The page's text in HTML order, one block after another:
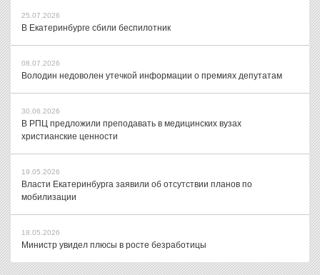
25.07.2026
В Екатеринбурге сбили беспилотник
08.07.2026
Володин недоволен утечкой информации о премиях депутатам
30.06.2026
В РПЦ предложили преподавать в медицинских вузах
христианские ценности
19.05.2026
Власти Екатеринбурга заявили об отсутствии планов по
мобилизации
18.05.2026
Министр увидел плюсы в росте безработицы